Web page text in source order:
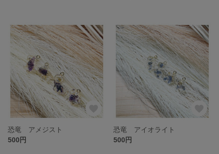
恐竜 アメジスト
500円
恐竜 アイオライト
500円